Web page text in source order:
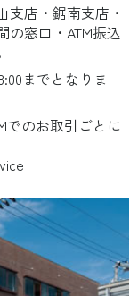
店・鋸南支店・
窓口・ATM振込
までとなりま
のお取引ごとに